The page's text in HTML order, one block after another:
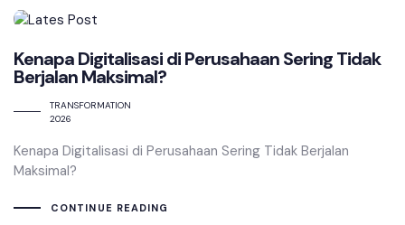
Kenapa Digitalisasi di Perusahaan Sering Tidak
Berjalan Maksimal?
TRANSFORMATION
2026
Kenapa Digitalisasi di Perusahaan Sering Tidak Berjalan
Maksimal?
CONTINUE READING